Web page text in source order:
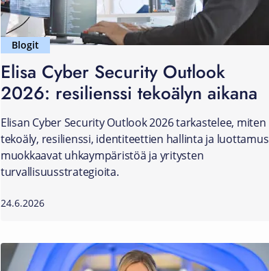
Blogit
Elisa Cyber Security Outlook
2026: resilienssi tekoälyn aikana
Elisan Cyber Security Outlook 2026 tarkastelee, miten
tekoäly, resilienssi, identiteettien hallinta ja luottamus
muokkaavat uhkaympäristöä ja yritysten
turvallisuusstrategioita.
24.6.2026